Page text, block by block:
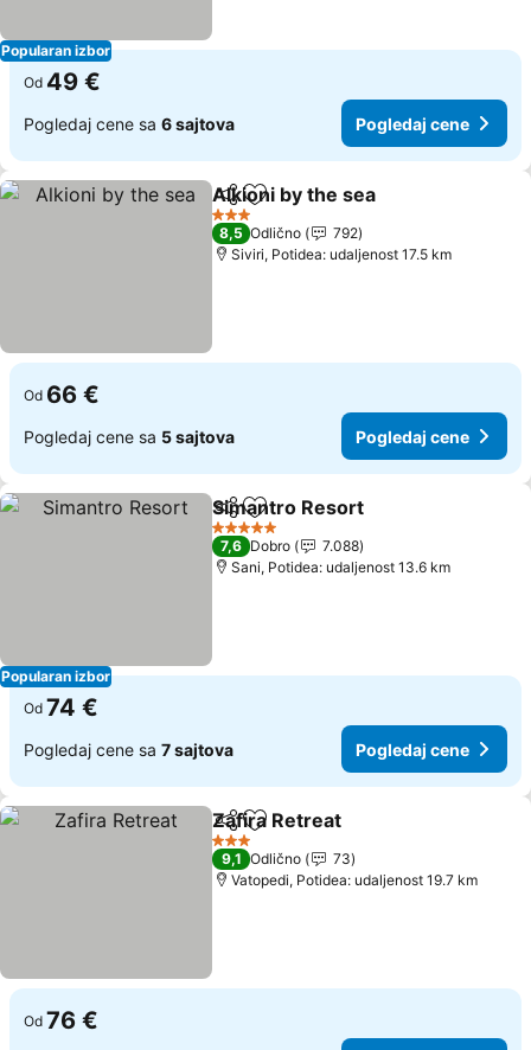
Popularan izbor
Od 49 €
Pogledaj cene sa 6 sajtova Pogledaj cene
Deli Dodati u favorite
Alkioni by the sea
3 Zvezdice
8,5 Odlično
792
Siviri, Potidea: udaljenost 17.5 km
Od 66 €
Pogledaj cene sa 5 sajtova Pogledaj cene
Popularan izbor
Deli Dodati u favorite
Simantro Resort
5 Zvezdice
7,6 Dobro
7.088
Sani, Potidea: udaljenost 13.6 km
Od 74 €
Pogledaj cene sa 7 sajtova Pogledaj cene
Deli Dodati u favorite
Zafira Retreat
3 Zvezdice
9,1 Odlično
73
Vatopedi, Potidea: udaljenost 19.7 km
Od 76 €